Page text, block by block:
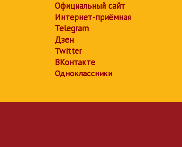
Официальный сайт
Интернет-приёмная
Telegram
Дзен
Twitter
ВКонтакте
Одноклассники